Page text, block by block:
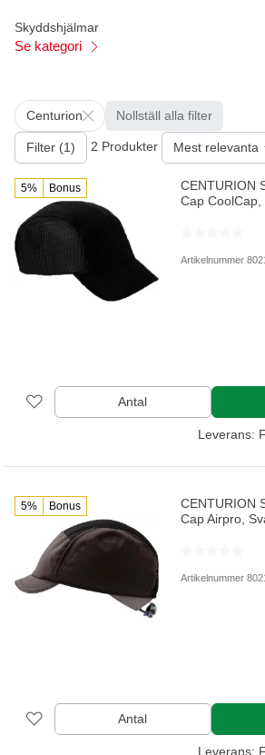
Skyddshjälmar
Se kategori
Centurion Nollställ alla filter
Filter (1) 2 Produkter Mest relevanta
5% Bonus
CENTURION
Cap CoolCap,
Artikelnummer
Antal
Leverans:
5% Bonus
CENTURION
Cap Airpro,
Artikelnummer
Antal
Leverans: